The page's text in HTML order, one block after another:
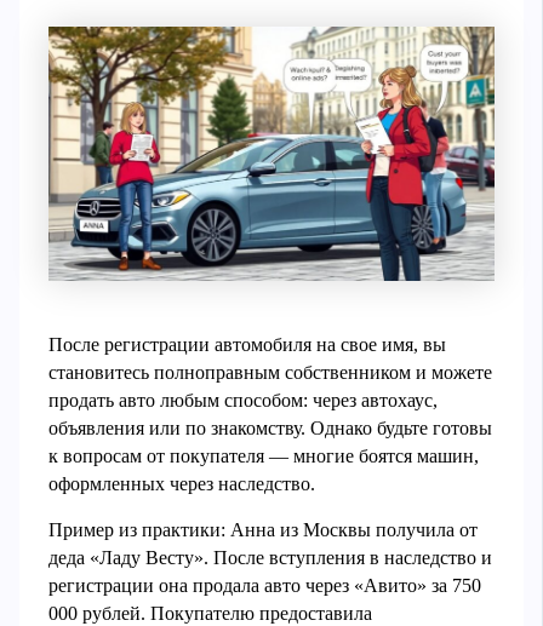
После регистрации автомобиля на свое имя, вы
становитесь полноправным собственником и можете
продать авто любым способом: через автохаус,
объявления или по знакомству. Однако будьте готовы
к вопросам от покупателя — многие боятся машин,
оформленных через наследство.
Пример из практики: Анна из Москвы получила от
деда «Ладу Весту». После вступления в наследство и
регистрации она продала авто через «Авито» за 750
000 рублей. Покупателю предоставила